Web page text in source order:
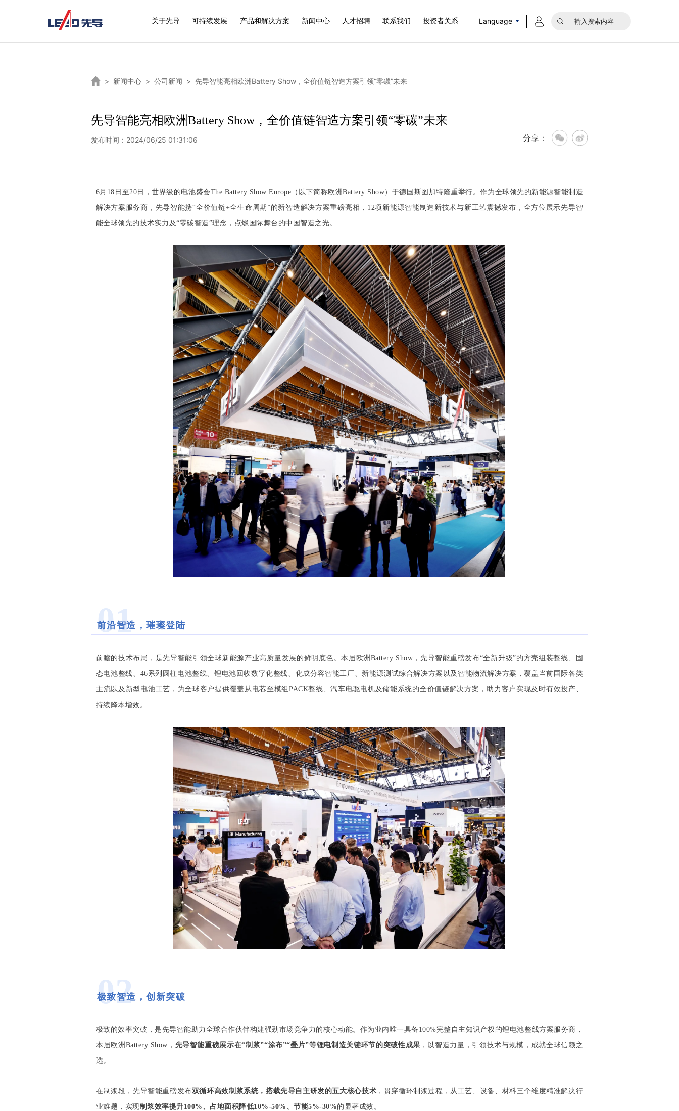
关于先导 可持续发展 产品和解决方案 新闻中心 人才招聘 联系我们 投资者关系 Language
> 新闻中心 > 公司新闻 > 先导智能亮相欧洲Battery Show，全价值链智造方案引领“零碳”未来
先导智能亮相欧洲Battery Show，全价值链智造方案引领“零碳”未来
发布时间：2024/06/25 01:31:06 分享：
6月18日至20日，世界级的电池盛会The Battery Show Europe（以下简称欧洲Battery Show）于德国斯图加特隆重举行。作为全球领先的新能源智能制造
解决方案服务商，先导智能携“全价值链+全生命周期”的新智造解决方案重磅亮相，12项新能源智能制造新技术与新工艺震撼发布，全方位展示先导智
能全球领先的技术实力及“零碳智造”理念，点燃国际舞台的中国智造之光。
01
前沿智造，璀璨登陆
前瞻的技术布局，是先导智能引领全球新能源产业高质量发展的鲜明底色。本届欧洲Battery Show，先导智能重磅发布“全新升级”的方壳组装整线、固
态电池整线、46系列圆柱电池整线、锂电池回收数字化整线、化成分容智能工厂、新能源测试综合解决方案以及智能物流解决方案 ，覆盖当前国际各类
主流以及新型电池工艺 ，为全球客户提供覆盖从电芯至模组PACK整线、汽车电驱电机及储能系统的全价值链解决方案，助力客户实现及时有效投产、
持续降本增效。
02
极致智造，创新突破
极致的效率突破，是先导智能助力 全球合作伙伴构建强劲市场竞争力的核心动能。 作为业内唯一具备100%完整自主知识产权的锂电池整线方案服务商，
本届欧洲Battery Show， 先导智能重磅展示在“制浆”“涂布”“叠片”等锂电制造关键环节的突破性成果 ，以智造力量，引领技术与规模，成就全球信赖之
选。
在制浆段，先导智能重磅发布双循环高效制浆系统， 搭载先导自主研发的五大核心技术 ，贯穿循环制浆过程，从工艺、设备、材料三个维度精准解决行
业难题，实现制浆效率提升100%、占地面积降低10%-50%、节能5%-30%的显著成效。